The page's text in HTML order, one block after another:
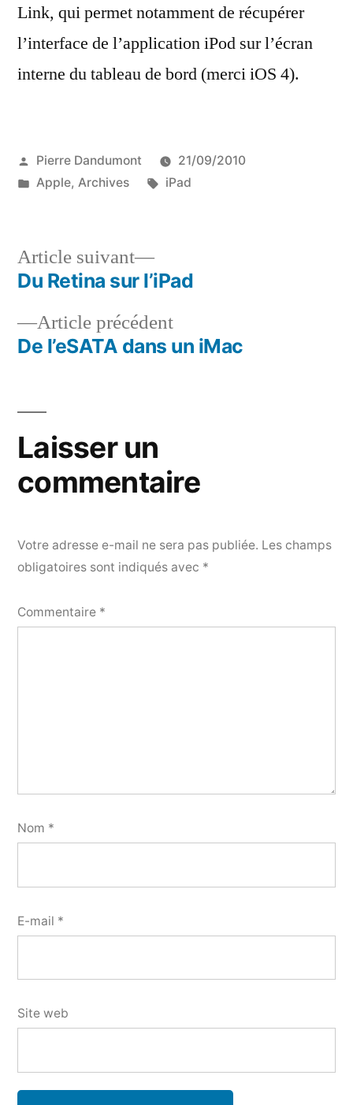
Link, qui permet notamment de récupérer
l’interface de l’application iPod sur l’écran
interne du tableau de bord (merci iOS 4).
Publié
par
Pierre Dandumont
21/09/2010
Publié
Apple, Archives Étiquettes :
iPad
Navigation
deArticle précédentArticle
précédent :
De l’eSATA dans un iMac
Article suivant
Article
suivant :
Du Retina sur l’iPad
Laisser un
commentaire
Votre adresse e-mail ne sera pas publiée. Les champs
obligatoires sont indiqués avec *
Commentaire *
Nom *
E-mail *
Site web